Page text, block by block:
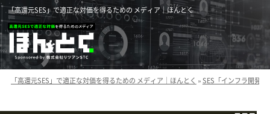
「高還元SES」で適正な対価を得るための メディア｜ほんとく
「高還元SES」で適正な対価を得るための メディア｜ほんとく »SES「インフラ開発